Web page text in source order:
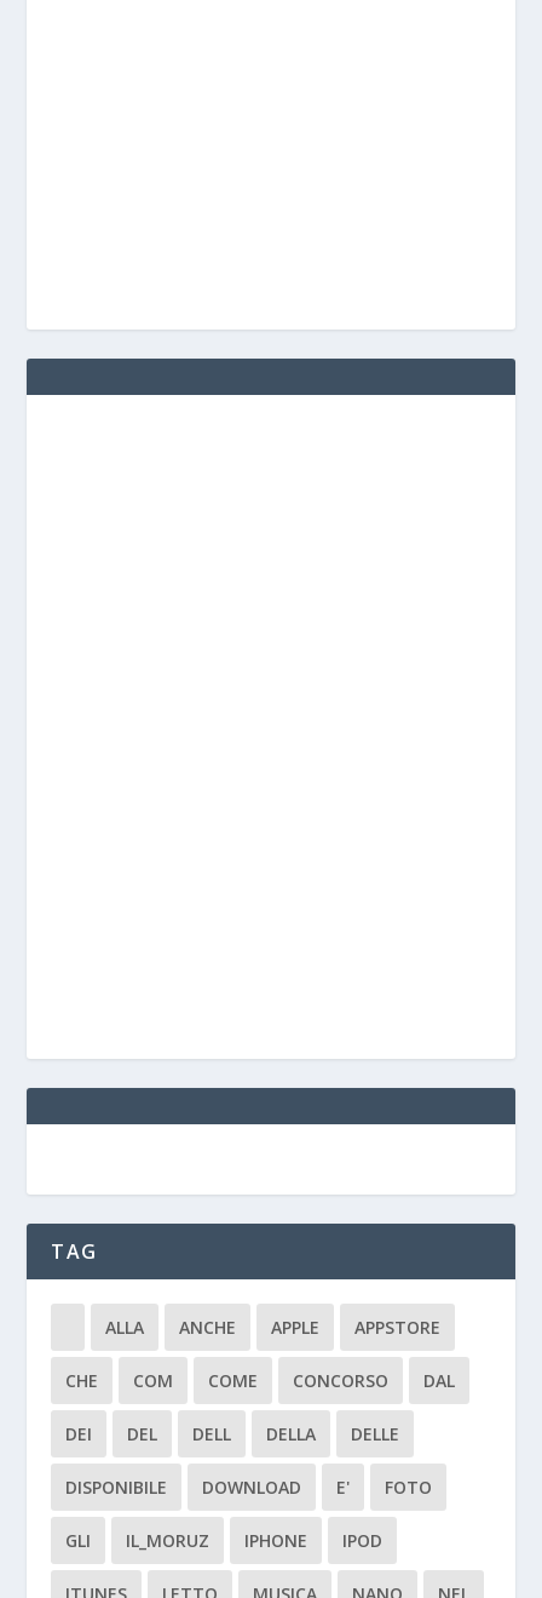
TAG
ALLA ANCHE APPLE APPSTORE
CHE COM COME CONCORSO DAL
DEI DEL DELL DELLA DELLE
DISPONIBILE DOWNLOAD E' FOTO
GLI IL_MORUZ IPHONE IPOD